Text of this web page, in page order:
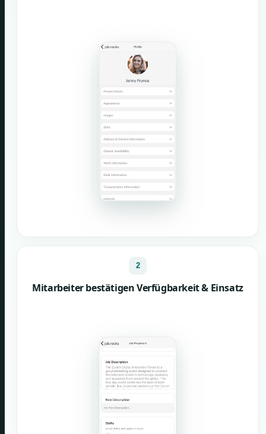
2
Mitarbeiter bestätigen Verfügbarkeit & Einsatz